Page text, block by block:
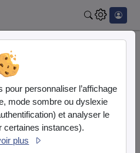
personnaliser l’affichage
mode sombre ou dyslexie
et analyser le
certaines instances).
plus